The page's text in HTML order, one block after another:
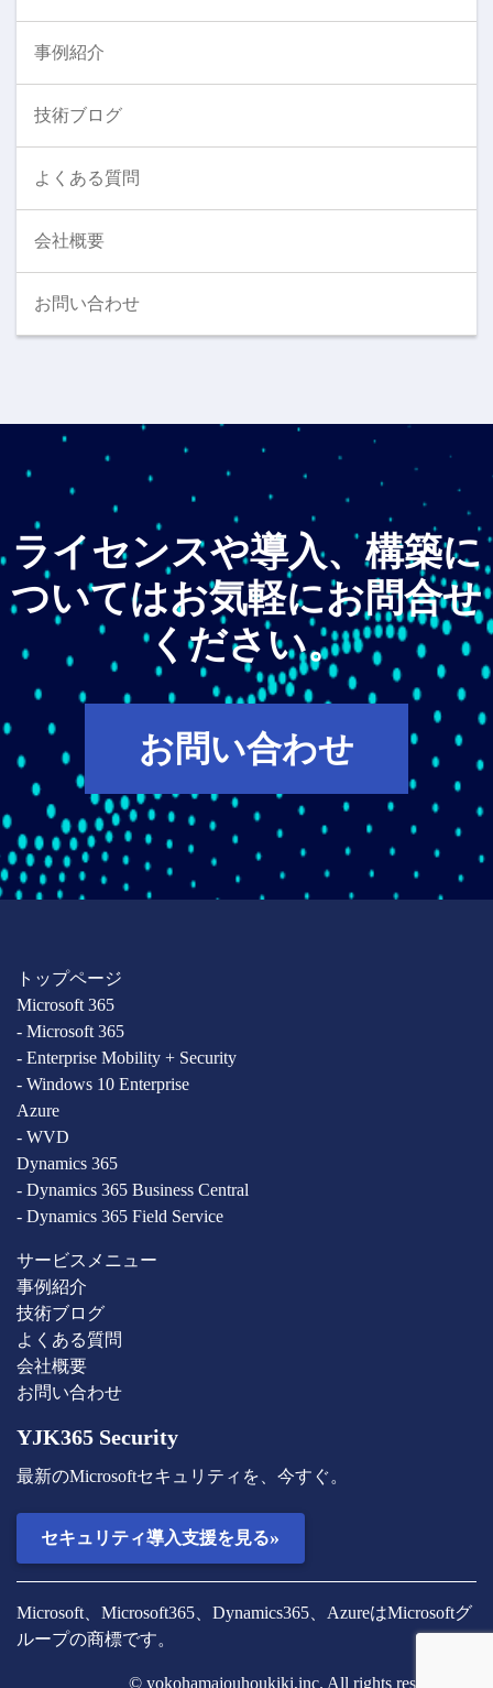
事例紹介
技術ブログ
よくある質問
会社概要
お問い合わせ
ライセンスや導入、構築に
ついてはお気軽にお問合せ
ください。
お問い合わせ
トップページ
Microsoft 365
- Microsoft 365
- Enterprise Mobility + Security
- Windows 10 Enterprise
Azure
- WVD
Dynamics 365
- Dynamics 365 Business Central
- Dynamics 365 Field Service
サービスメニュー
事例紹介
技術ブログ
よくある質問
会社概要
お問い合わせ
YJK365 Security
最新のMicrosoftセキュリティを、今すぐ。
セキュリティ導入支援を見る»
Microsoft、Microsoft365、Dynamics365、AzureはMicrosoftグ
ループの商標です。
© yokohamajouhoukiki,inc. All rights reserved.